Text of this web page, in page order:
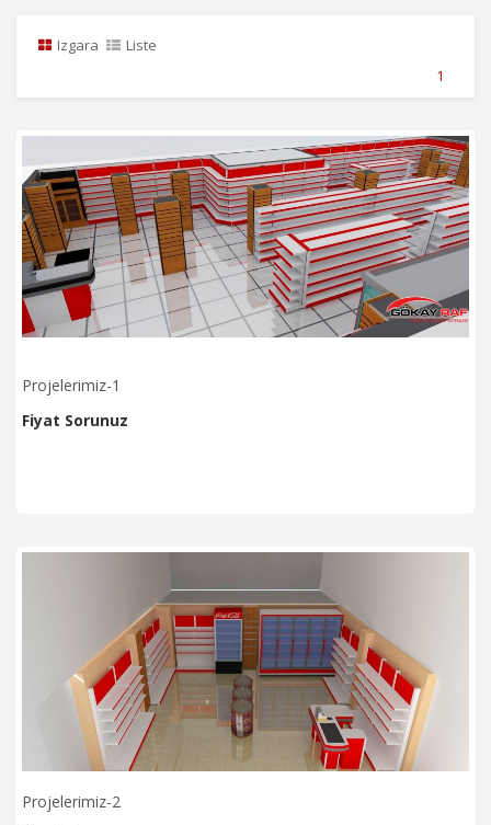
Izgara
Liste
1
Projelerimiz-1
Fiyat Sorunuz
Projelerimiz-2